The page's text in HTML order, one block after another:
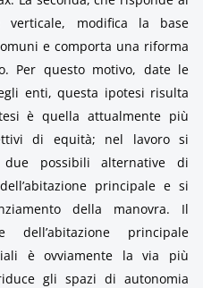
verticale, modifica la base
e comporta una riforma
Per questo motivo, date le
enti, questa ipotesi risulta
è quella attualmente più
di equità; nel lavoro si
possibili alternative di
principale e si
della manovra. Il
dell’abitazione principale
è ovviamente la via più
gli spazi di autonomia